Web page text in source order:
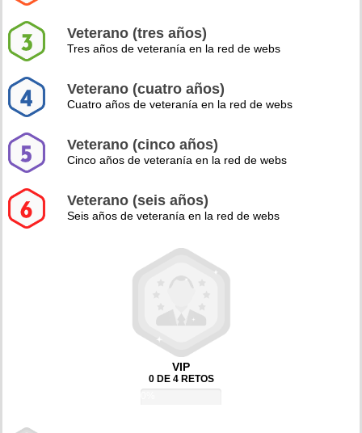
Veterano (tres años)
Tres años de veteranía en la red de webs
Veterano (cuatro años)
Cuatro años de veteranía en la red de webs
Veterano (cinco años)
Cinco años de veteranía en la red de webs
Veterano (seis años)
Seis años de veteranía en la red de webs
VIP
0 DE 4 RETOS